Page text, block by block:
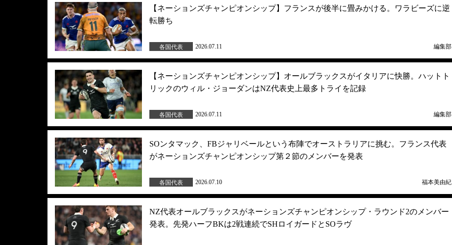
【ネーションズチャンピオンシップ】フランスが後半に畳みかける。ワラビーズに逆
転勝ち
各国代表 2026.07.11 編集部
【ネーションズチャンピオンシップ】オールブラックスがイタリアに快勝。ハットト
リックのウィル・ジョーダンはNZ代表史上最多トライを記録
各国代表 2026.07.11 編集部
SOンタマック、FBジャリベールという布陣でオーストラリアに挑む。フランス代表
がネーションズチャンピオンシップ第２節のメンバーを発表
各国代表 2026.07.10 福本美由紀
NZ代表オールブラックスがネーションズチャンピオンシップ・ラウンド2のメンバー
発表。先発ハーフBKは2戦連続でSHロイガードとSOラヴ